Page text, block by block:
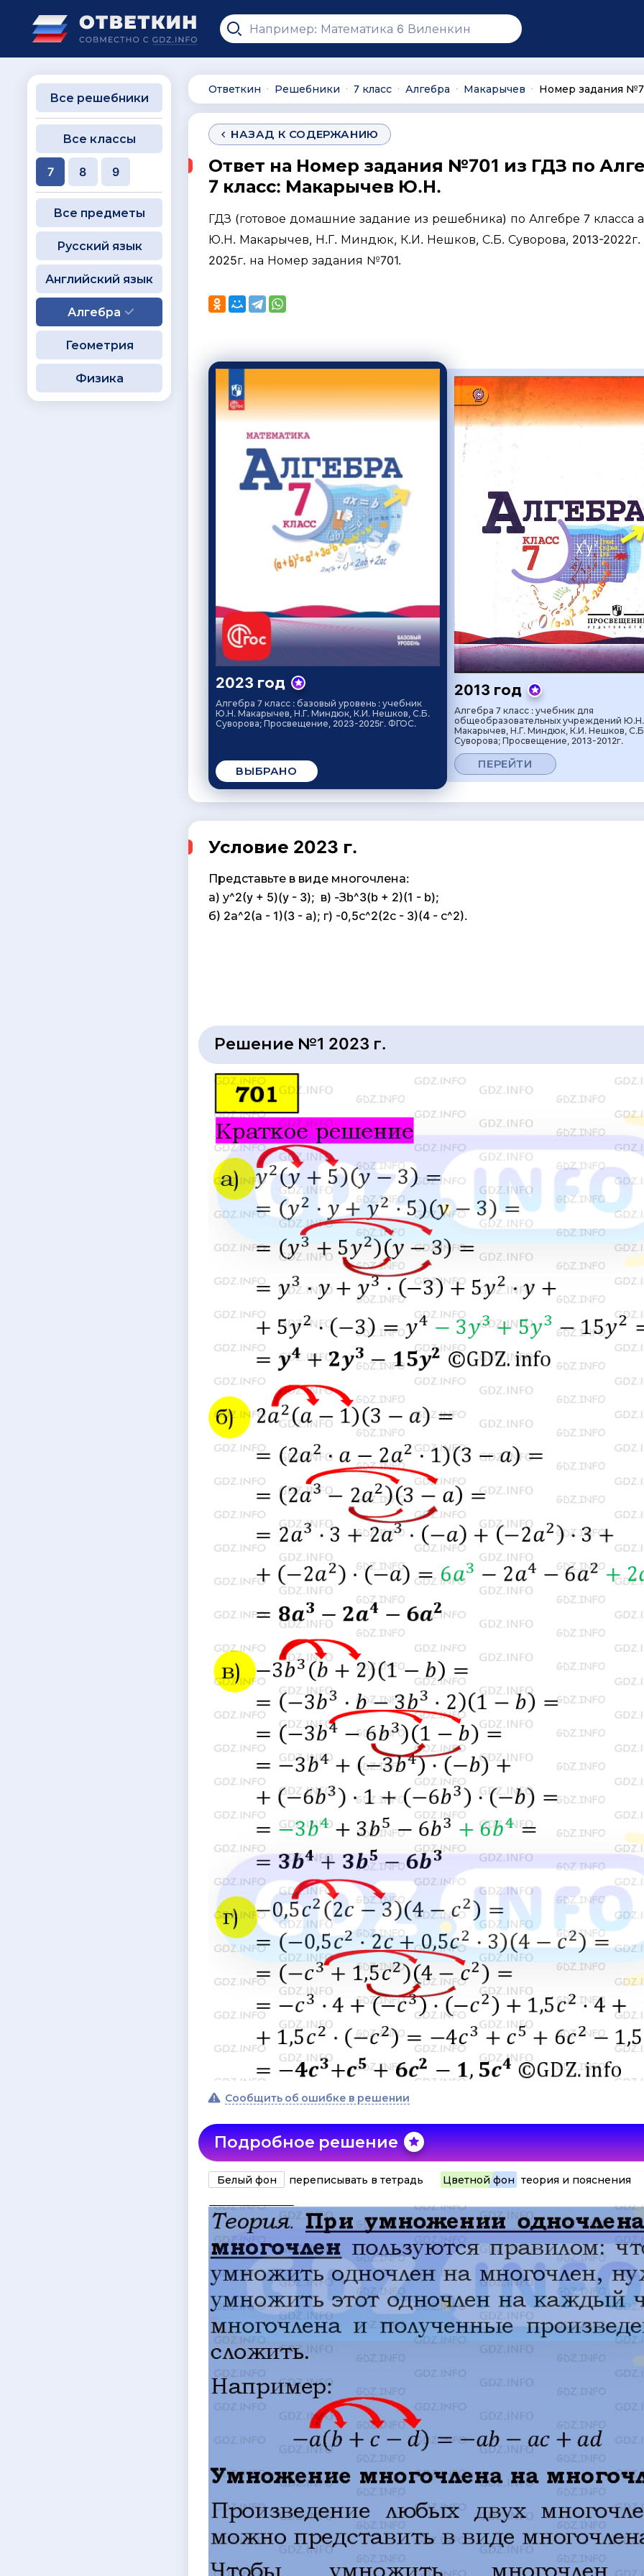
Ответкин ∙ Решебники ∙ 7 класс ∙ Алгебра ∙ Макарычев ∙ Номер задания
НАЗАД К СОДЕРЖАНИЮ
Ответ на Номер задания №701 из ГДЗ по
7 класс: Макарычев Ю.Н.
ГДЗ (готовое домашние задание из решебника) по Алгебре 7 класса
Ю.Н. Макарычев, Н.Г. Миндюк, К.И. Нешков, С.Б. Суворова, 2013-2022г.
2025г. на Номер задания №701.
2023 год
Алгебра 7 класс : базовый уровень : учебник
Ю.Н. Макарычев, Н.Г. Миндюк, К.И. Нешков, С.Б.
Суворова; Просвещение, 2023-2025г. ФГОС.
ВЫБРАНО
2013 год
Алгебра 7 класс : учебник для
общеобразовательных учреждений Ю.Н.
Макарычев, Н.Г. Миндюк, К.И. Нешков,
Суворова; Просвещение, 2013-2012г.
ПЕРЕЙТИ
Условие 2023 г.
Представьте в виде многочлена:
а) у^2(y + 5)(y - 3); в) -Зb^3(b + 2)(1 - b);
б) 2а^2(а - 1)(3 - а); г) -0,5с^2(2с - 3)(4 - с^2).
Решение №1 2023 г.
Сообщить об ошибке в решении
Подробное решение
Белый фон переписывать в тетрадь Цветной фон теория и пояснения
Все решебники
Все классы
7 8 9
Все предметы
Русский язык
Английский язык
Алгебра
Геометрия
Физика